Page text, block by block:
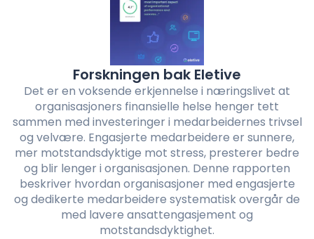
Forskningen bak Eletive
Det er en voksende erkjennelse i næringslivet at
organisasjoners finansielle helse henger tett
sammen med investeringer i medarbeidernes trivsel
og velvære. Engasjerte medarbeidere er sunnere,
mer motstandsdyktige mot stress, presterer bedre
og blir lenger i organisasjonen. Denne rapporten
beskriver hvordan organisasjoner med engasjerte
og dedikerte medarbeidere systematisk overgår de
med lavere ansattengasjement og
motstandsdyktighet.